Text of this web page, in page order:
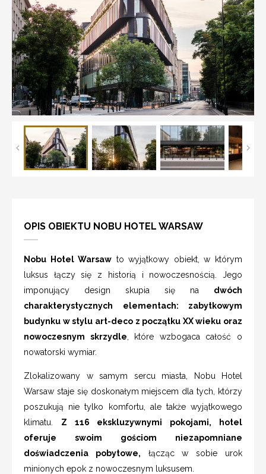
OPIS OBIEKTU NOBU HOTEL WARSAW
Nobu Hotel Warsaw to wyjątkowy obiekt, w którym
luksus łączy się z historią i nowoczesnością. Jego
imponujący design skupia się na dwóch
charakterystycznych elementach: zabytkowym
budynku w stylu art-deco z początku XX wieku oraz
nowoczesnym skrzydle , które wzbogaca całość o
nowatorski wymiar.
Zlokalizowany w samym sercu miasta, Nobu Hotel
Warsaw staje się doskonałym miejscem dla tych, którzy
poszukują nie tylko komfortu, ale także wyjątkowego
klimatu. Z 116 ekskluzywnymi pokojami, hotel
oferuje swoim gościom niezapomniane
doświadczenia pobytowe, łącząc w sobie urok
minionych epok z nowoczesnym luksusem.